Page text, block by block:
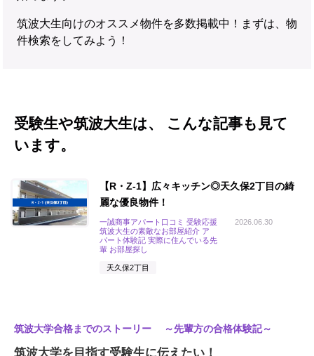
筑波大生向けのオススメ物件を多数掲載中！まずは、物
件検索をしてみよう！
受験生や筑波大生は、 こんな記事も見て
います。
【R・Z-1】広々キッチン◎天久保2丁目の綺
麗な優良物件！
2026.06.30
一誠商事アパート口コミ 受験応援
筑波大生の素敵なお部屋紹介 ア
パート体験記 実際に住んでいる先
輩 お部屋探し
天久保2丁目
筑波大学合格までのストーリー ～先輩方の合格体験記～
筑波大学を目指す受験生に伝えたい！